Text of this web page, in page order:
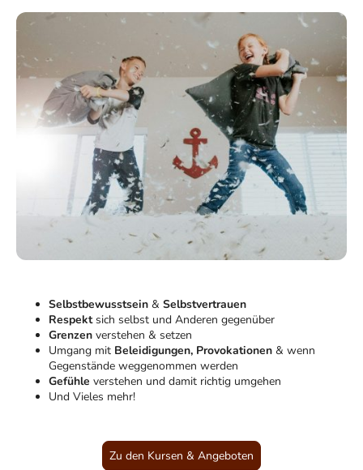
Selbstbewusstsein & Selbstvertrauen
Respektsich selbst und Anderen gegenüber
Grenzen verstehen & setzen
Umgang mit Beleidigungen, Provokationen & wenn
Gegenstände weggenommen werden
Gefühle verstehen und damit richtig umgehen
Und Vieles mehr!
Zu den Kursen & Angeboten